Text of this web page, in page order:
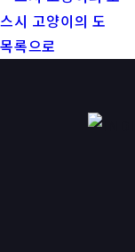
스시 고양이의 도
목록으로